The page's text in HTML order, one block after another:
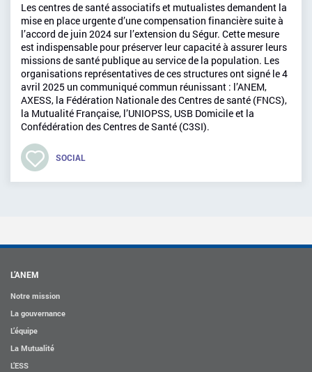
Les centres de santé associatifs et mutualistes demandent la
mise en place urgente d’une compensation financière suite à
l’accord de juin 2024 sur l’extension du Ségur. Cette mesure
est indispensable pour préserver leur capacité à assurer leurs
missions de santé publique au service de la population. Les
organisations représentatives de ces structures ont signé le 4
avril 2025 un communiqué commun réunissant : l’ANEM,
AXESS, la Fédération Nationale des Centres de santé (FNCS),
la Mutualité Française, l’UNIOPSS, USB Domicile et la
Confédération des Centres de Santé (C3SI).
SOCIAL
L’ANEM
Notre mission
La gouvernance
L’équipe
La Mutualité
L’ESS